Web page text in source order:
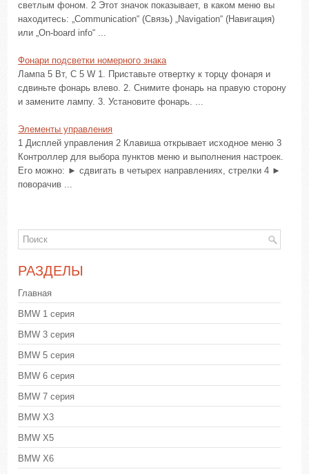
светлым фоном. 2 Этот значок показывает, в каком меню вы
находитесь: „Communication“ (Связь) „Navigation“ (Навигация)
или „On-board info“ ...
Фонари подсветки номерного знака
Лампа 5 Вт, C 5 W 1. Приставьте отвертку к торцу фонаря и
сдвиньте фонарь влево. 2. Снимите фонарь на правую сторону
и замените лампу. 3. Установите фонарь. ...
Элементы управления
1 Дисплей управления 2 Клавиша открывает исходное меню 3
Контроллер для выбора пунктов меню и выполнения настроек.
Его можно: ► сдвигать в четырех направлениях, стрелки 4 ►
поворачив ...
РАЗДЕЛЫ
Главная
BMW 1 серия
BMW 3 серия
BMW 5 серия
BMW 6 серия
BMW 7 серия
BMW X3
BMW X5
BMW X6